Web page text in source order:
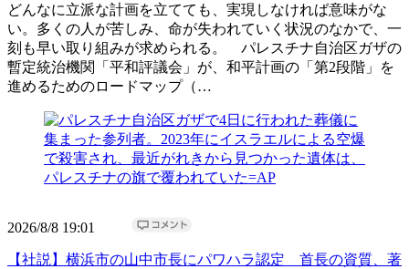
どんなに立派な計画を立てても、実現しなければ意味がな
い。多くの人が苦しみ、命が失われていく状況のなかで、一
刻も早い取り組みが求められる。 パレスチナ自治区ガザの
暫定統治機関「平和評議会」が、和平計画の「第2段階」を
進めるためのロードマップ（…
2026/8/8 19:01
【社説】横浜市の山中市長にパワハラ認定 首長の資質、著